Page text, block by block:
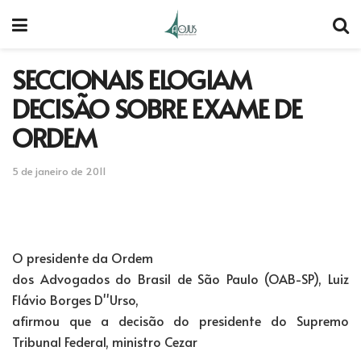
SECCIONAIS ELOGIAM
DECISÃO SOBRE EXAME DE
ORDEM
5 de janeiro de 2011
O presidente da Ordem
dos Advogados do Brasil de São Paulo (OAB-SP), Luiz
Flávio Borges D''Urso,
afirmou que a decisão do presidente do Supremo
Tribunal Federal, ministro Cezar